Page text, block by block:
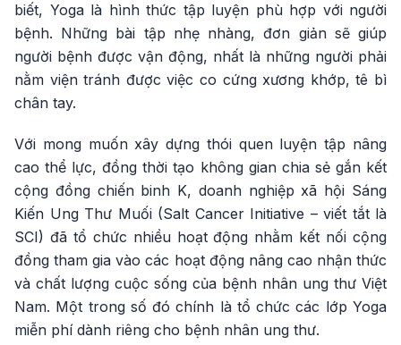
biết, Yoga là hình thức tập luyện phù hợp với người
bệnh. Những bài tập nhẹ nhàng, đơn giản sẽ giúp
người bệnh được vận động, nhất là những người phải
nằm viện tránh được việc co cứng xương khớp, tê bì
chân tay.
Với mong muốn xây dựng thói quen luyện tập nâng
cao thể lực, đồng thời tạo không gian chia sẻ gắn kết
cộng đồng chiến binh K, doanh nghiệp xã hội Sáng
Kiến Ung Thư Muối (Salt Cancer Initiative – viết tắt là
SCI) đã tổ chức nhiều hoạt động nhằm kết nối cộng
đồng tham gia vào các hoạt động nâng cao nhận thức
và chất lượng cuộc sống của bệnh nhân ung thư Việt
Nam. Một trong số đó chính là tổ chức các lớp Yoga
miễn phí dành riêng cho bệnh nhân ung thư.